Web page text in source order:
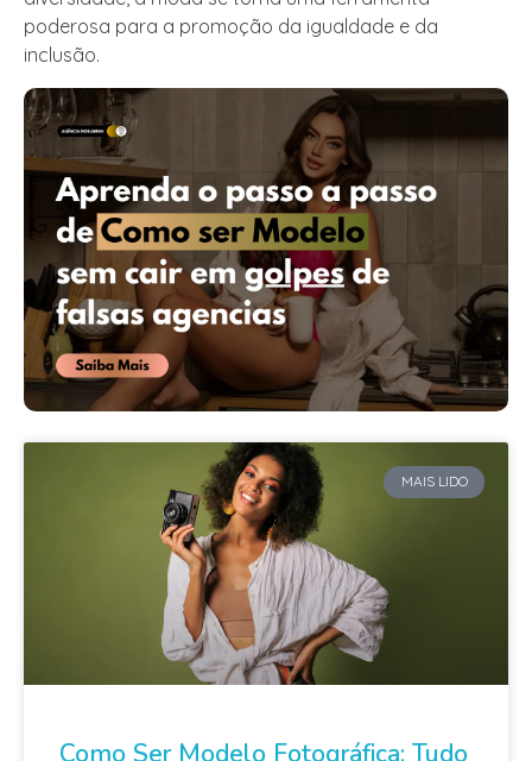
poderosa para a promoção da igualdade e da
inclusão.
MAIS LIDO
Como Ser Modelo Fotográfica: Tudo